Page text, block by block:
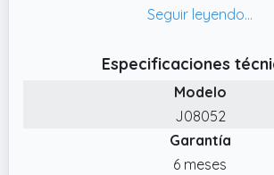
asas ergonómicas adaptadas
pequeñas manitas y cuatro
esquinas de silicona para
y paredes de los posibles choques.
✔️ RUMBO A LA AUTONOMÍA: este
Especificaciones
Modelo
J08052
Garantía
6 meses